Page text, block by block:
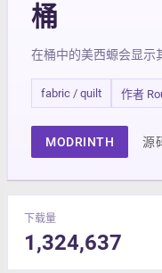
桶
在桶中的美西螈会显示
fabric / quilt 作者
MODRINTH 源
下载量
1,324,637